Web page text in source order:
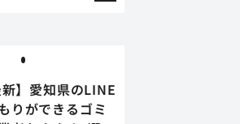
新】愛知県のLINE
りができるゴミ